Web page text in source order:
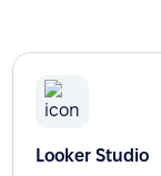
Looker Studio